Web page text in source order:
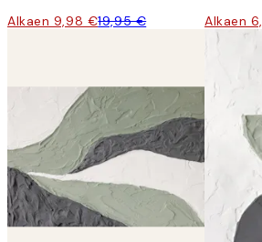
Alkaen 9,98 €19,95 € Alkaen